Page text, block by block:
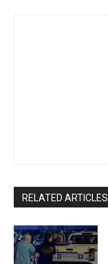
RELATED ARTICLES